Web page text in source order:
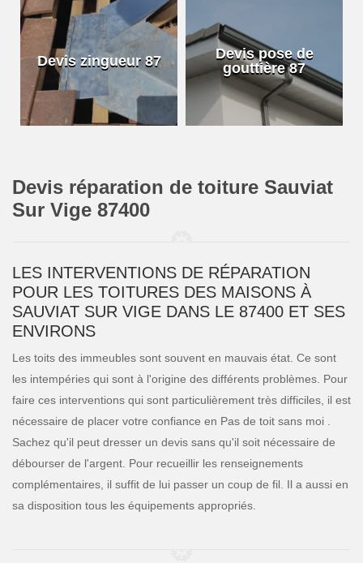
Devis zingueur 87
Devis pose de
gouttière 87
Devis réparation de toiture Sauviat
Sur Vige 87400
LES INTERVENTIONS DE RÉPARATION
POUR LES TOITURES DES MAISONS À
SAUVIAT SUR VIGE DANS LE 87400 ET SES
ENVIRONS
Les toits des immeubles sont souvent en mauvais état. Ce sont
les intempéries qui sont à l'origine des différents problèmes. Pour
faire ces interventions qui sont particulièrement très difficiles, il est
nécessaire de placer votre confiance en Pas de toit sans moi .
Sachez qu'il peut dresser un devis sans qu'il soit nécessaire de
débourser de l'argent. Pour recueillir les renseignements
complémentaires, il suffit de lui passer un coup de fil. Il a aussi en
sa disposition tous les équipements appropriés.